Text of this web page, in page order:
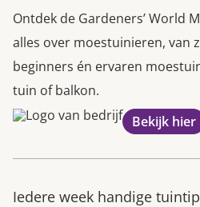
Ontdek de Gardeners’ World
alles over moestuinieren, van
beginners én ervaren
tuin of balkon.
Bekijk hier
Iedere week handige